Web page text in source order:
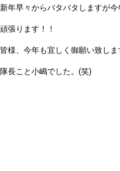
新年早々からバタバタしますが
頑張ります！！
皆様、今年も宜しく御願い致しま
隊長こと小嶋でした。(笑)